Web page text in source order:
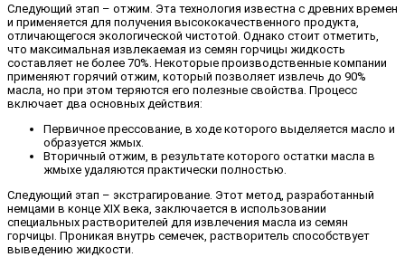
Следующий этап – отжим. Эта технология известна с древних времен
и применяется для получения высококачественного продукта,
отличающегося экологической чистотой. Однако стоит отметить,
что максимальная извлекаемая из семян горчицы жидкость
составляет не более 70%. Некоторые производственные компании
применяют горячий отжим, который позволяет извлечь до 90%
масла, но при этом теряются его полезные свойства. Процесс
включает два основных действия:
Первичное прессование, в ходе которого выделяется масло и
образуется жмых.
Вторичный отжим, в результате которого остатки масла в
жмыхе удаляются практически полностью.
Следующий этап – экстрагирование. Этот метод, разработанный
немцами в конце XIX века, заключается в использовании
специальных растворителей для извлечения масла из семян
горчицы. Проникая внутрь семечек, растворитель способствует
выведению жидкости.